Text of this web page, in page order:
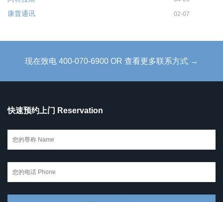
康普通讯 02-07
现在致电 400-070-6900 OR 查看更多联系方式 →
快速预约上门 Reservation